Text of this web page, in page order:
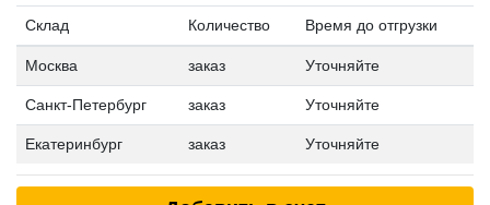
Склад Количество Время до отгрузки
Москва заказ Уточняйте
Санкт-Петербург заказ Уточняйте
Екатеринбург заказ Уточняйте